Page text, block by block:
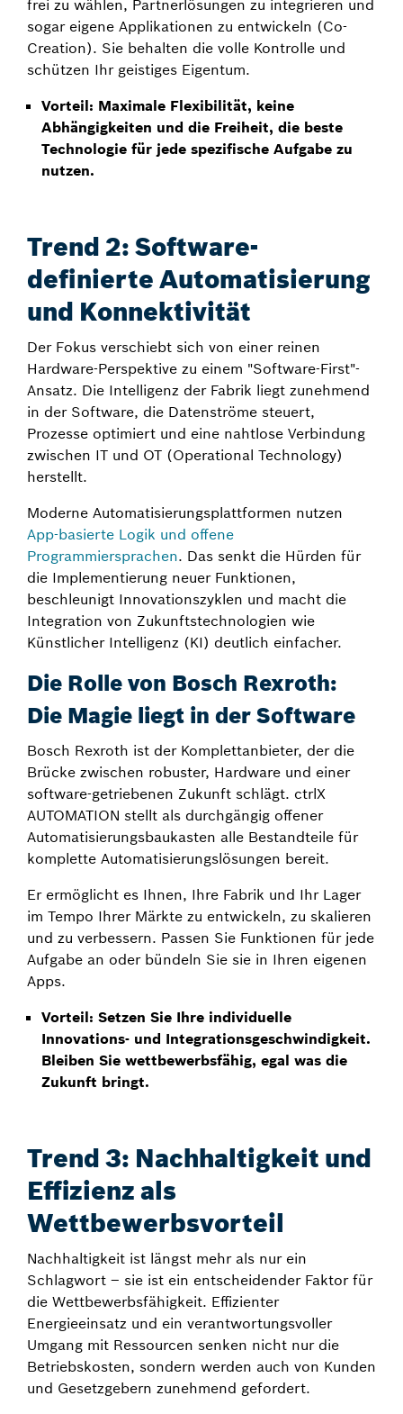
frei zu wählen, Partnerlösungen zu integrieren und
sogar eigene Applikationen zu entwickeln (Co-
Creation). Sie behalten die volle Kontrolle und
schützen Ihr geistiges Eigentum.
Vorteil: Maximale Flexibilität, keine
Abhängigkeiten und die Freiheit, die beste
Technologie für jede spezifische Aufgabe zu
nutzen.
Trend 2: Software-
definierte Automatisierung
und Konnektivität
Der Fokus verschiebt sich von einer reinen
Hardware-Perspektive zu einem "Software-First"-
Ansatz. Die Intelligenz der Fabrik liegt zunehmend
in der Software, die Datenströme steuert,
Prozesse optimiert und eine nahtlose Verbindung
zwischen IT und OT (Operational Technology)
herstellt.
Moderne Automatisierungsplattformen nutzen
App-basierte Logik und offene
Programmiersprachen. Das senkt die Hürden für
die Implementierung neuer Funktionen,
beschleunigt Innovationszyklen und macht die
Integration von Zukunftstechnologien wie
Künstlicher Intelligenz (KI) deutlich einfacher.
Die Rolle von Bosch Rexroth:
Die Magie liegt in der Software
Bosch Rexroth ist der Komplettanbieter, der die
Brücke zwischen robuster, Hardware und einer
software-getriebenen Zukunft schlägt. ctrlX
AUTOMATION stellt als durchgängig offener
Automatisierungsbaukasten alle Bestandteile für
komplette Automatisierungslösungen bereit.
Er ermöglicht es Ihnen, Ihre Fabrik und Ihr Lager
im Tempo Ihrer Märkte zu entwickeln, zu skalieren
und zu verbessern. Passen Sie Funktionen für jede
Aufgabe an oder bündeln Sie sie in Ihren eigenen
Apps.
Vorteil: Setzen Sie Ihre individuelle
Innovations- und Integrationsgeschwindigkeit.
Bleiben Sie wettbewerbsfähig, egal was die
Zukunft bringt.
Trend 3: Nachhaltigkeit und
Effizienz als
Wettbewerbsvorteil
Nachhaltigkeit ist längst mehr als nur ein
Schlagwort – sie ist ein entscheidender Faktor für
die Wettbewerbsfähigkeit. Effizienter
Energieeinsatz und ein verantwortungsvoller
Umgang mit Ressourcen senken nicht nur die
Betriebskosten, sondern werden auch von Kunden
und Gesetzgebern zunehmend gefordert.